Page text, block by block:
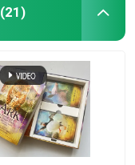
(21)